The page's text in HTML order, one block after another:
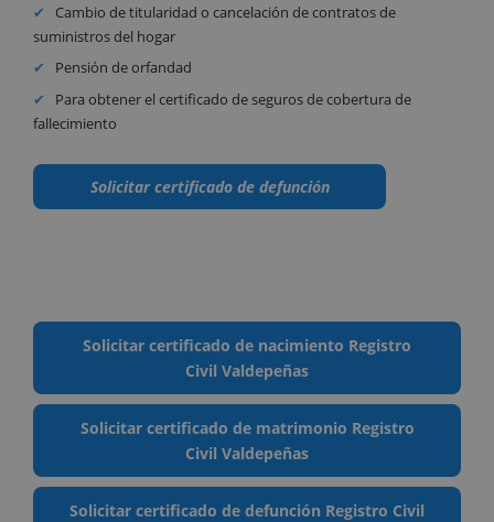
Cambio de titularidad o cancelación de contratos de
suministros del hogar
Pensión de orfandad
Para obtener el certificado de seguros de cobertura de
fallecimiento
Solicitar certificado de defunción
Solicitar certificado de nacimiento Registro
Civil Valdepeñas
Solicitar certificado de matrimonio Registro
Civil Valdepeñas
Solicitar certificado de defunción Registro Civil